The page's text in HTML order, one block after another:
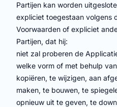
Partijen kan worden
expliciet toegestaan volgens
Voorwaarden of expliciet
Partijen, dat hij:
niet zal proberen de
welke vorm of met behulp
kopiëren, te wijzigen, aan
maken, te bouwen, te
opnieuw uit te geven, te